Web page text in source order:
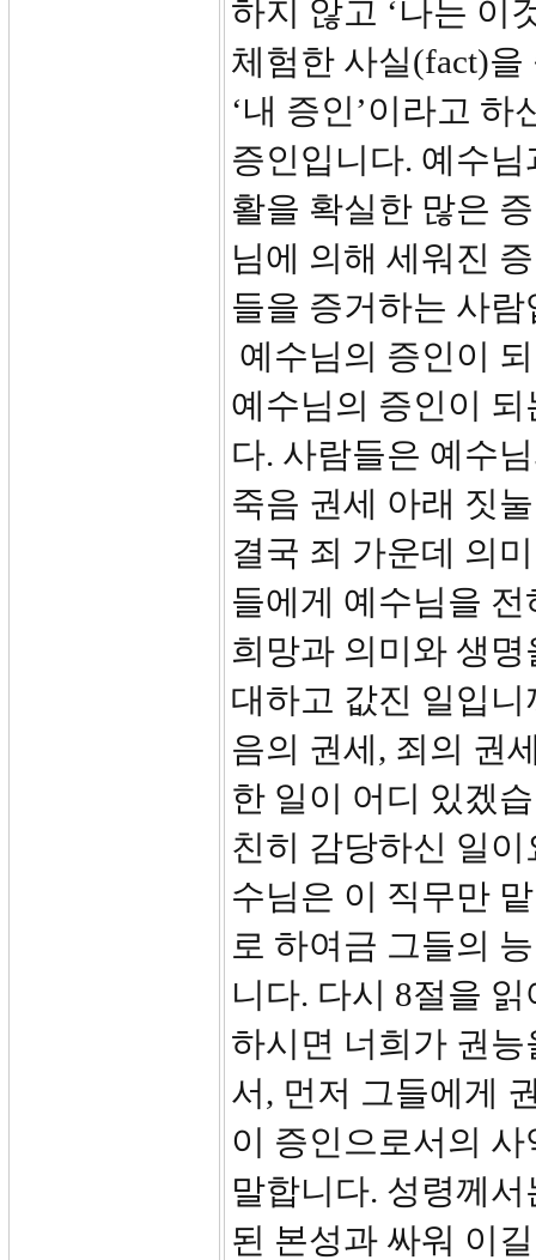
하지 않고 ‘나는 이
체험한 사실(fact)
‘내 증인’이라고 하
증인입니다. 예수
활을 확실한 많은
님에 의해 세워진
들을 증거하는 사람
예수님의 증인이
예수님의 증인이
다. 사람들은 예수
죽음 권세 아래 짓
결국 죄 가운데 의
들에게 예수님을
희망과 의미와 생
대하고 값진 일입
음의 권세, 죄의 권
한 일이 어디 있겠
친히 감당하신 일
수님은 이 직무만
로 하여금 그들의
니다. 다시 8절을
하시면 너희가 권
서, 먼저 그들에게
이 증인으로서의
말합니다. 성령께
된 본성과 싸워 이